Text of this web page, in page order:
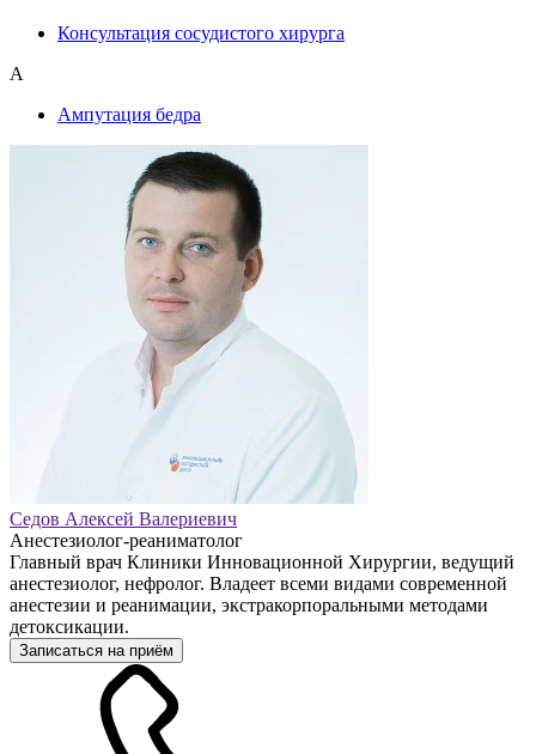
Консультация сосудистого хирурга
А
Ампутация бедра
Седов Алексей Валериевич
Анестезиолог-реаниматолог
Главный врач Клиники Инновационной Хирургии, ведущий
анестезиолог, нефролог. Владеет всеми видами современной
анестезии и реанимации, экстракорпоральными методами
детоксикации.
Записаться на приём